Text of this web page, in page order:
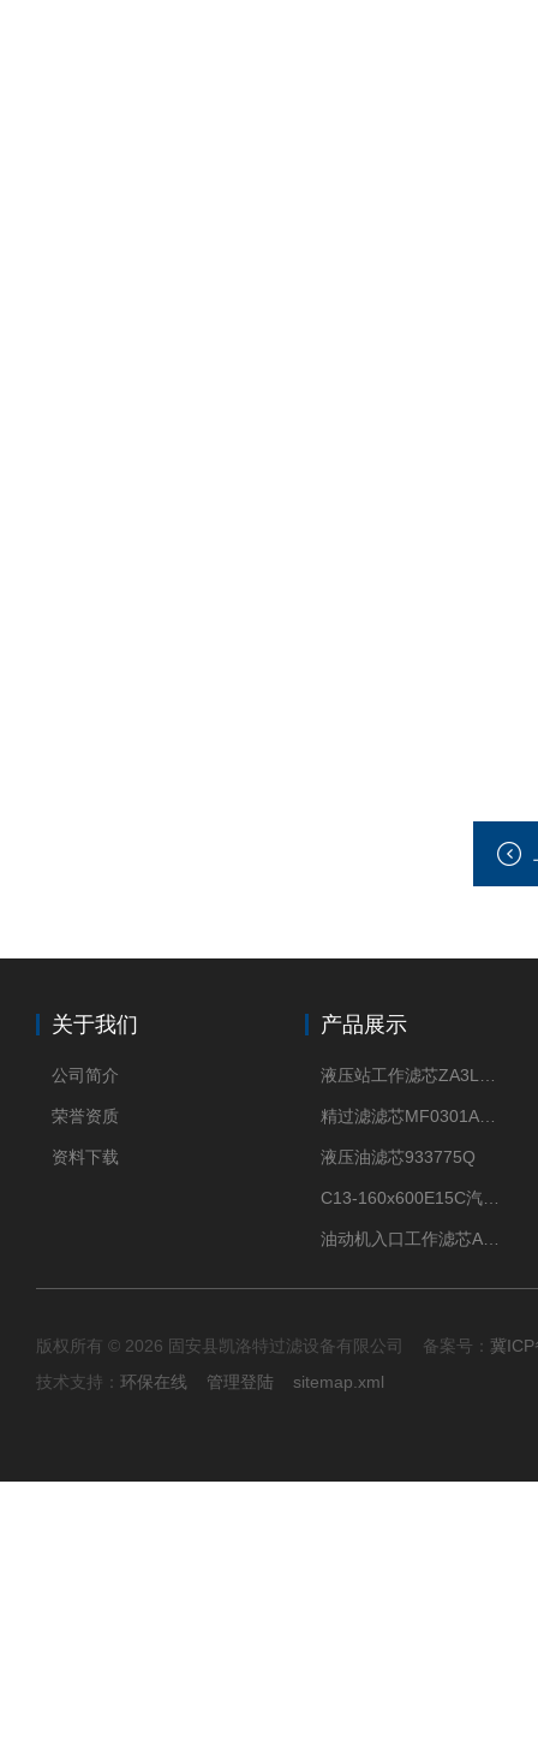
关于我们
公司简介
荣誉资质
资料下载
产品展示
液压油滤芯933775Q
版权所有 © 2026 固安县凯洛特过滤设备有限公司 备案号： 冀
技术支持： 环保在线 管理登陆 sitemap.xml